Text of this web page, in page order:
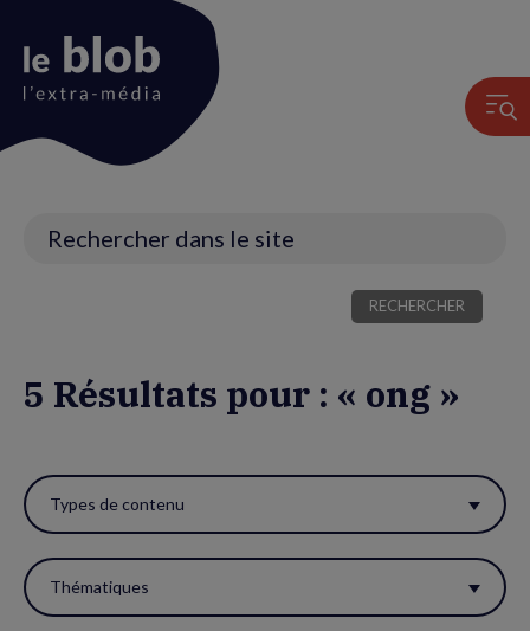
5 Résultats pour : « ong »
ces
filtres
pour
réactualiser
Types de contenu
Thématiques